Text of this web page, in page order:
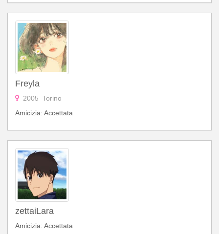
Freyla
2005 Torino
Amicizia: Accettata
zettaiLara
Amicizia: Accettata